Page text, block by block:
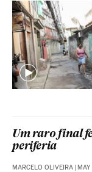
Um raro final
periferia
MARCELO OLIVEIRA |